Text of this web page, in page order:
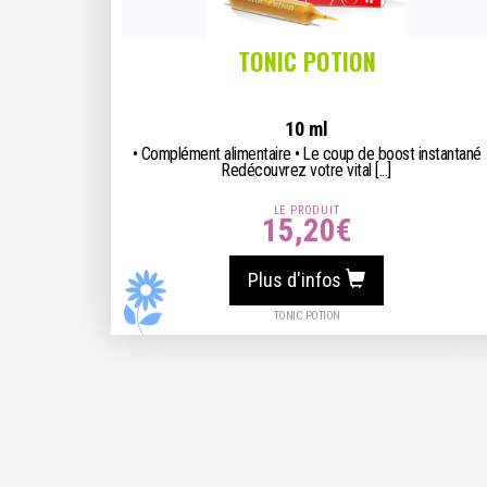
TONIC POTION
10 ml
• Complément alimentaire • Le coup de boost instantané
Redécouvrez votre vital [...]
LE PRODUIT
15,20€
Plus d'infos
TONIC POTION